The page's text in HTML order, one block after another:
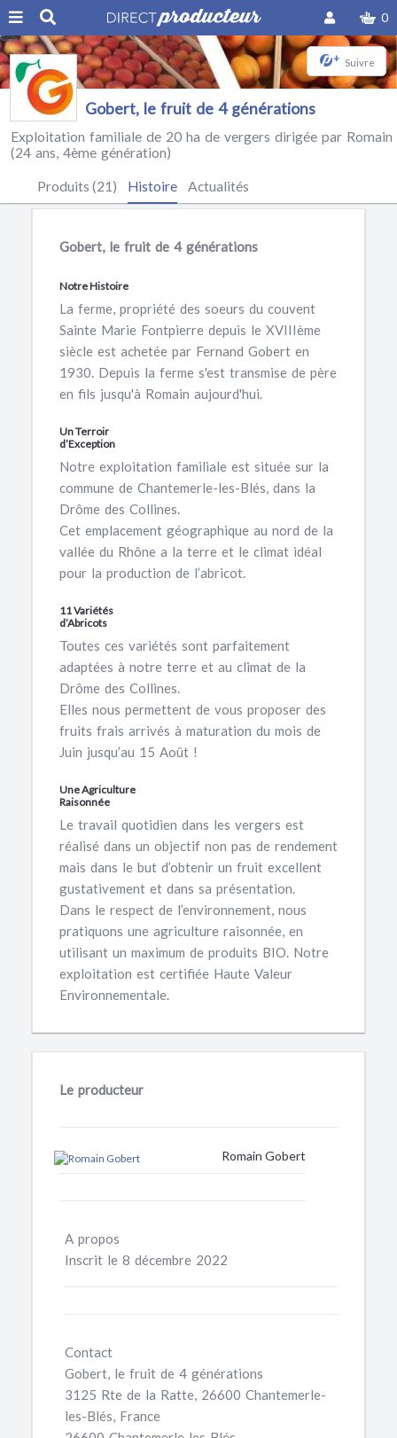
0
+ Suivre
Gobert, le fruit de 4 générations
Exploitation familiale de 20 ha de vergers dirigée par Romain
(24 ans, 4ème génération)
Produits (21) Histoire Actualités
Gobert, le fruit de 4 générations
Notre Histoire
La ferme, propriété des soeurs du couvent
Sainte Marie Fontpierre depuis le XVIIIème
siècle est achetée par Fernand Gobert en
1930. Depuis la ferme s'est transmise de père
en fils jusqu'à Romain aujourd'hui.
Un Terroir
d’Exception
Notre exploitation familiale est située sur la
commune de Chantemerle-les-Blés, dans la
Drôme des Collines.
Cet emplacement géographique au nord de la
vallée du Rhône a la terre et le climat idéal
pour la production de l’abricot.
11 Variétés
d’Abricots
Toutes ces variétés sont parfaitement
adaptées à notre terre et au climat de la
Drôme des Collines.
Elles nous permettent de vous proposer des
fruits frais arrivés à maturation du mois de
Juin jusqu’au 15 Août !
Une Agriculture
Raisonnée
Le travail quotidien dans les vergers est
réalisé dans un objectif non pas de rendement
mais dans le but d’obtenir un fruit excellent
gustativement et dans sa présentation.
Dans le respect de l’environnement, nous
pratiquons une agriculture raisonnée, en
utilisant un maximum de produits BIO. Notre
exploitation est certifiée Haute Valeur
Environnementale.
Le producteur
Romain Gobert
A propos
Inscrit le 8 décembre 2022
Contact
Gobert, le fruit de 4 générations
3125 Rte de la Ratte, 26600 Chantemerle-
les-Blés, France